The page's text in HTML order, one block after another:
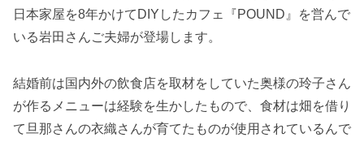
日本家屋を8年かけてDIYしたカフェ『POUND』を営んで
いる岩田さんご夫婦が登場します。
結婚前は国内外の飲食店を取材をしていた奥様の玲子さん
が作るメニューは経験を生かしたもので、食材は畑を借り
て旦那さんの衣織さんが育てたものが使用されているんで